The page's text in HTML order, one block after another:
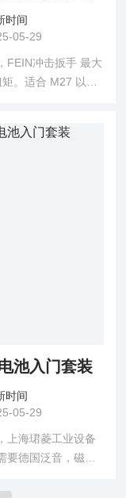
时间
05-29
FEIN冲击扳手 最大
。适合 M27 以下
池入门套装
时间
05-29
上海珺菱工业设备
德国泛音，磁力